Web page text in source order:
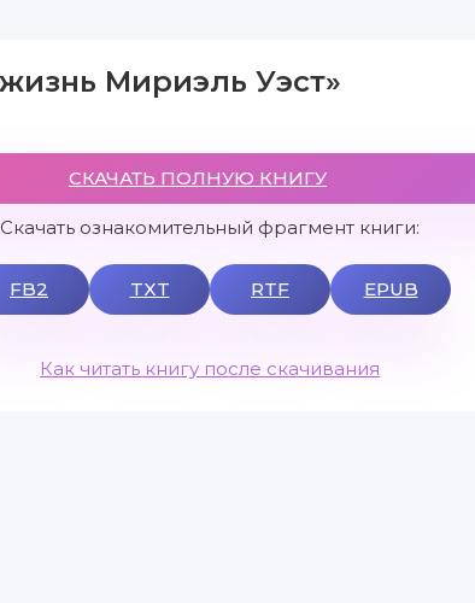
Мириэль Уэст»
СКАЧАТЬ ПОЛНУЮ КНИГУ
Скачать ознакомительный фрагмент книги:
FB2 TXT RTF EPUB
Как читать книгу после скачивания